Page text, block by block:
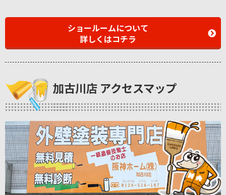
ショールームについて
詳しくはコチラ
加古川店 アクセスマップ